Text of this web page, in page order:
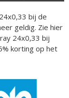
bij de
geldig. Zie hier
24x0,33 bij
korting op het